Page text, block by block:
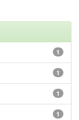
1
1
1
1